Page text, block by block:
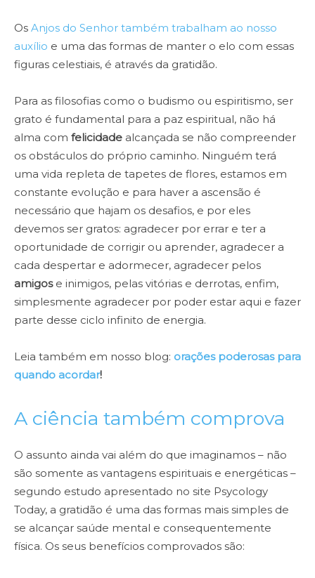
Os Anjos do Senhor também trabalham ao nosso
auxílio e uma das formas de manter o elo com essas
figuras celestiais, é através da gratidão.
Para as filosofias como o budismo ou espiritismo, ser
grato é fundamental para a paz espiritual, não há
alma com felicidade alcançada se não compreender
os obstáculos do próprio caminho. Ninguém terá
uma vida repleta de tapetes de flores, estamos em
constante evolução e para haver a ascensão é
necessário que hajam os desafios, e por eles
devemos ser gratos: agradecer por errar e ter a
oportunidade de corrigir ou aprender, agradecer a
cada despertar e adormecer, agradecer pelos
amigose inimigos, pelas vitórias e derrotas, enfim,
simplesmente agradecer por poder estar aqui e fazer
parte desse ciclo infinito de energia.
Leia também em nosso blog: orações poderosas para
quando acordar!
A ciência também comprova
O assunto ainda vai além do que imaginamos – não
são somente as vantagens espirituais e energéticas –
segundo estudo apresentado no site Psycology
Today, a gratidão é uma das formas mais simples de
se alcançar saúde mental e consequentemente
física. Os seus benefícios comprovados são: